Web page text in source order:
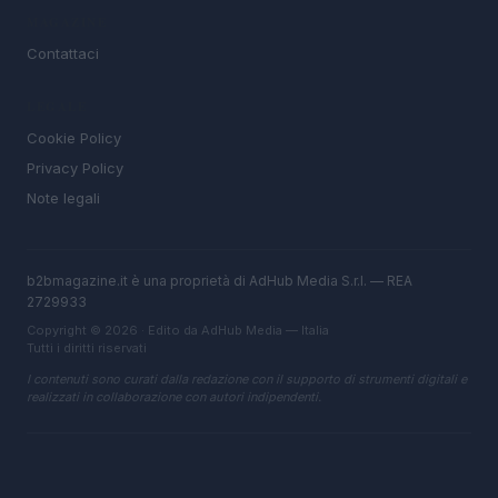
Contattaci
Cookie Policy
Privacy Policy
Note legali
b2bmagazine.it è una proprietà di AdHub Media S.r.l. — REA
2729933
Copyright © 2026 · Edito da AdHub Media — Italia
Tutti i diritti riservati
I contenuti sono curati dalla redazione con il supporto di strumenti digitali e
realizzati in collaborazione con autori indipendenti.